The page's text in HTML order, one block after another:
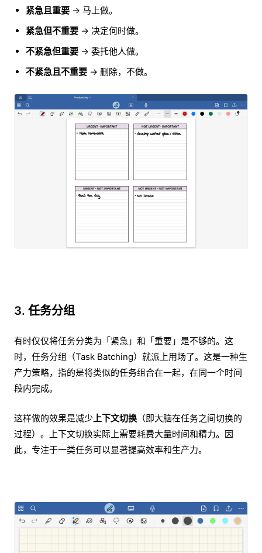
紧急且重要 → 马上做。
紧急但不重要 → 决定何时做。
不紧急但重要 → 委托他人做。
不紧急且不重要 → 删除，不做。
3. 任务分组
有时仅仅将任务分类为「紧急」和「重要」是不够的。这
时，任务分组（Task Batching）就派上用场了。这是一种生
产力策略，指的是将类似的任务组合在一起，在同一个时间
段内完成。
这样做的效果是减少上下文切换 （即大脑在任务之间切换的
过程）。上下文切换实际上需要耗费大量时间和精力。因
此，专注于一类任务可以显著提高效率和生产力。